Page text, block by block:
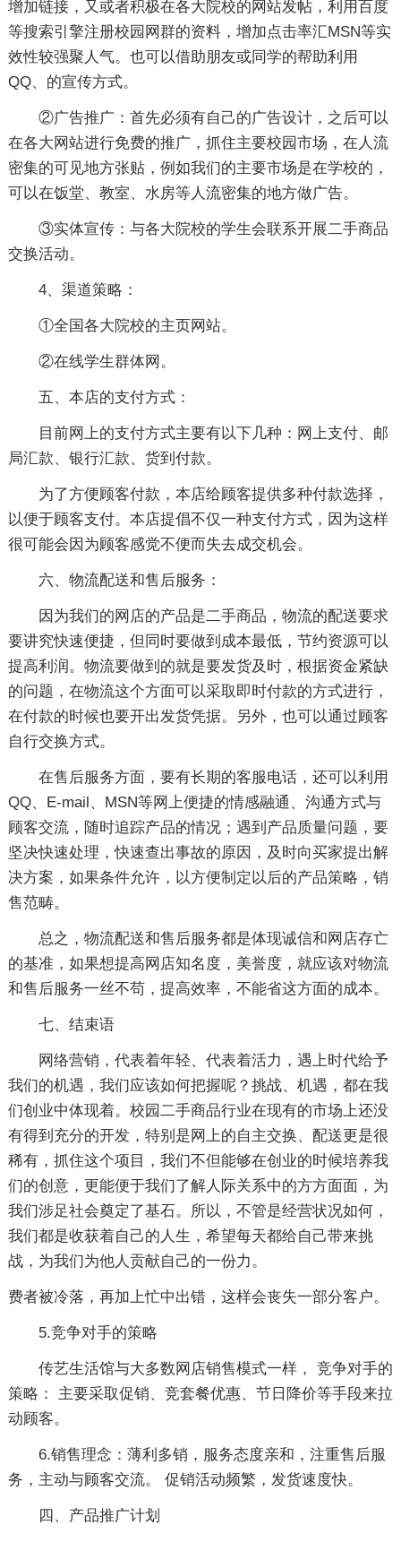
增加链接，又或者积极在各大院校的网站发帖，利用百度
等搜索引擎注册校园网群的资料，增加点击率汇MSN等实
效性较强聚人气。也可以借助朋友或同学的帮助利用
QQ、的宣传方式。
②广告推广：首先必须有自己的广告设计，之后可以
在各大网站进行免费的推广，抓住主要校园市场，在人流
密集的可见地方张贴，例如我们的主要市场是在学校的，
可以在饭堂、教室、水房等人流密集的地方做广告。
③实体宣传：与各大院校的学生会联系开展二手商品
交换活动。
4、渠道策略：
①全国各大院校的主页网站。
②在线学生群体网。
五、本店的支付方式：
目前网上的支付方式主要有以下几种：网上支付、邮
局汇款、银行汇款、货到付款。
为了方便顾客付款，本店给顾客提供多种付款选择，
以便于顾客支付。本店提倡不仅一种支付方式，因为这样
很可能会因为顾客感觉不便而失去成交机会。
六、物流配送和售后服务：
因为我们的网店的产品是二手商品，物流的配送要求
要讲究快速便捷，但同时要做到成本最低，节约资源可以
提高利润。物流要做到的就是要发货及时，根据资金紧缺
的问题，在物流这个方面可以采取即时付款的方式进行，
在付款的时候也要开出发货凭据。另外，也可以通过顾客
自行交换方式。
在售后服务方面，要有长期的客服电话，还可以利用
QQ、E-mail、MSN等网上便捷的情感融通、沟通方式与
顾客交流，随时追踪产品的情况；遇到产品质量问题，要
坚决快速处理，快速查出事故的原因，及时向买家提出解
决方案，如果条件允许，以方便制定以后的产品策略，销
售范畴。
总之，物流配送和售后服务都是体现诚信和网店存亡
的基准，如果想提高网店知名度，美誉度，就应该对物流
和售后服务一丝不苟，提高效率，不能省这方面的成本。
七、结束语
网络营销，代表着年轻、代表着活力，遇上时代给予
我们的机遇，我们应该如何把握呢？挑战、机遇，都在我
们创业中体现着。校园二手商品行业在现有的市场上还没
有得到充分的开发，特别是网上的自主交换、配送更是很
稀有，抓住这个项目，我们不但能够在创业的时候培养我
们的创意，更能便于我们了解人际关系中的方方面面，为
我们涉足社会奠定了基石。所以，不管是经营状况如何，
我们都是收获着自己的人生，希望每天都给自己带来挑
战，为我们为他人贡献自己的一份力。
费者被冷落，再加上忙中出错，这样会丧失一部分客户。
5.竞争对手的策略
传艺生活馆与大多数网店销售模式一样， 竞争对手的
策略： 主要采取促销、竞套餐优惠、节日降价等手段来拉
动顾客。
6.销售理念：薄利多销，服务态度亲和，注重售后服
务，主动与顾客交流。 促销活动频繁，发货速度快。
四、产品推广计划